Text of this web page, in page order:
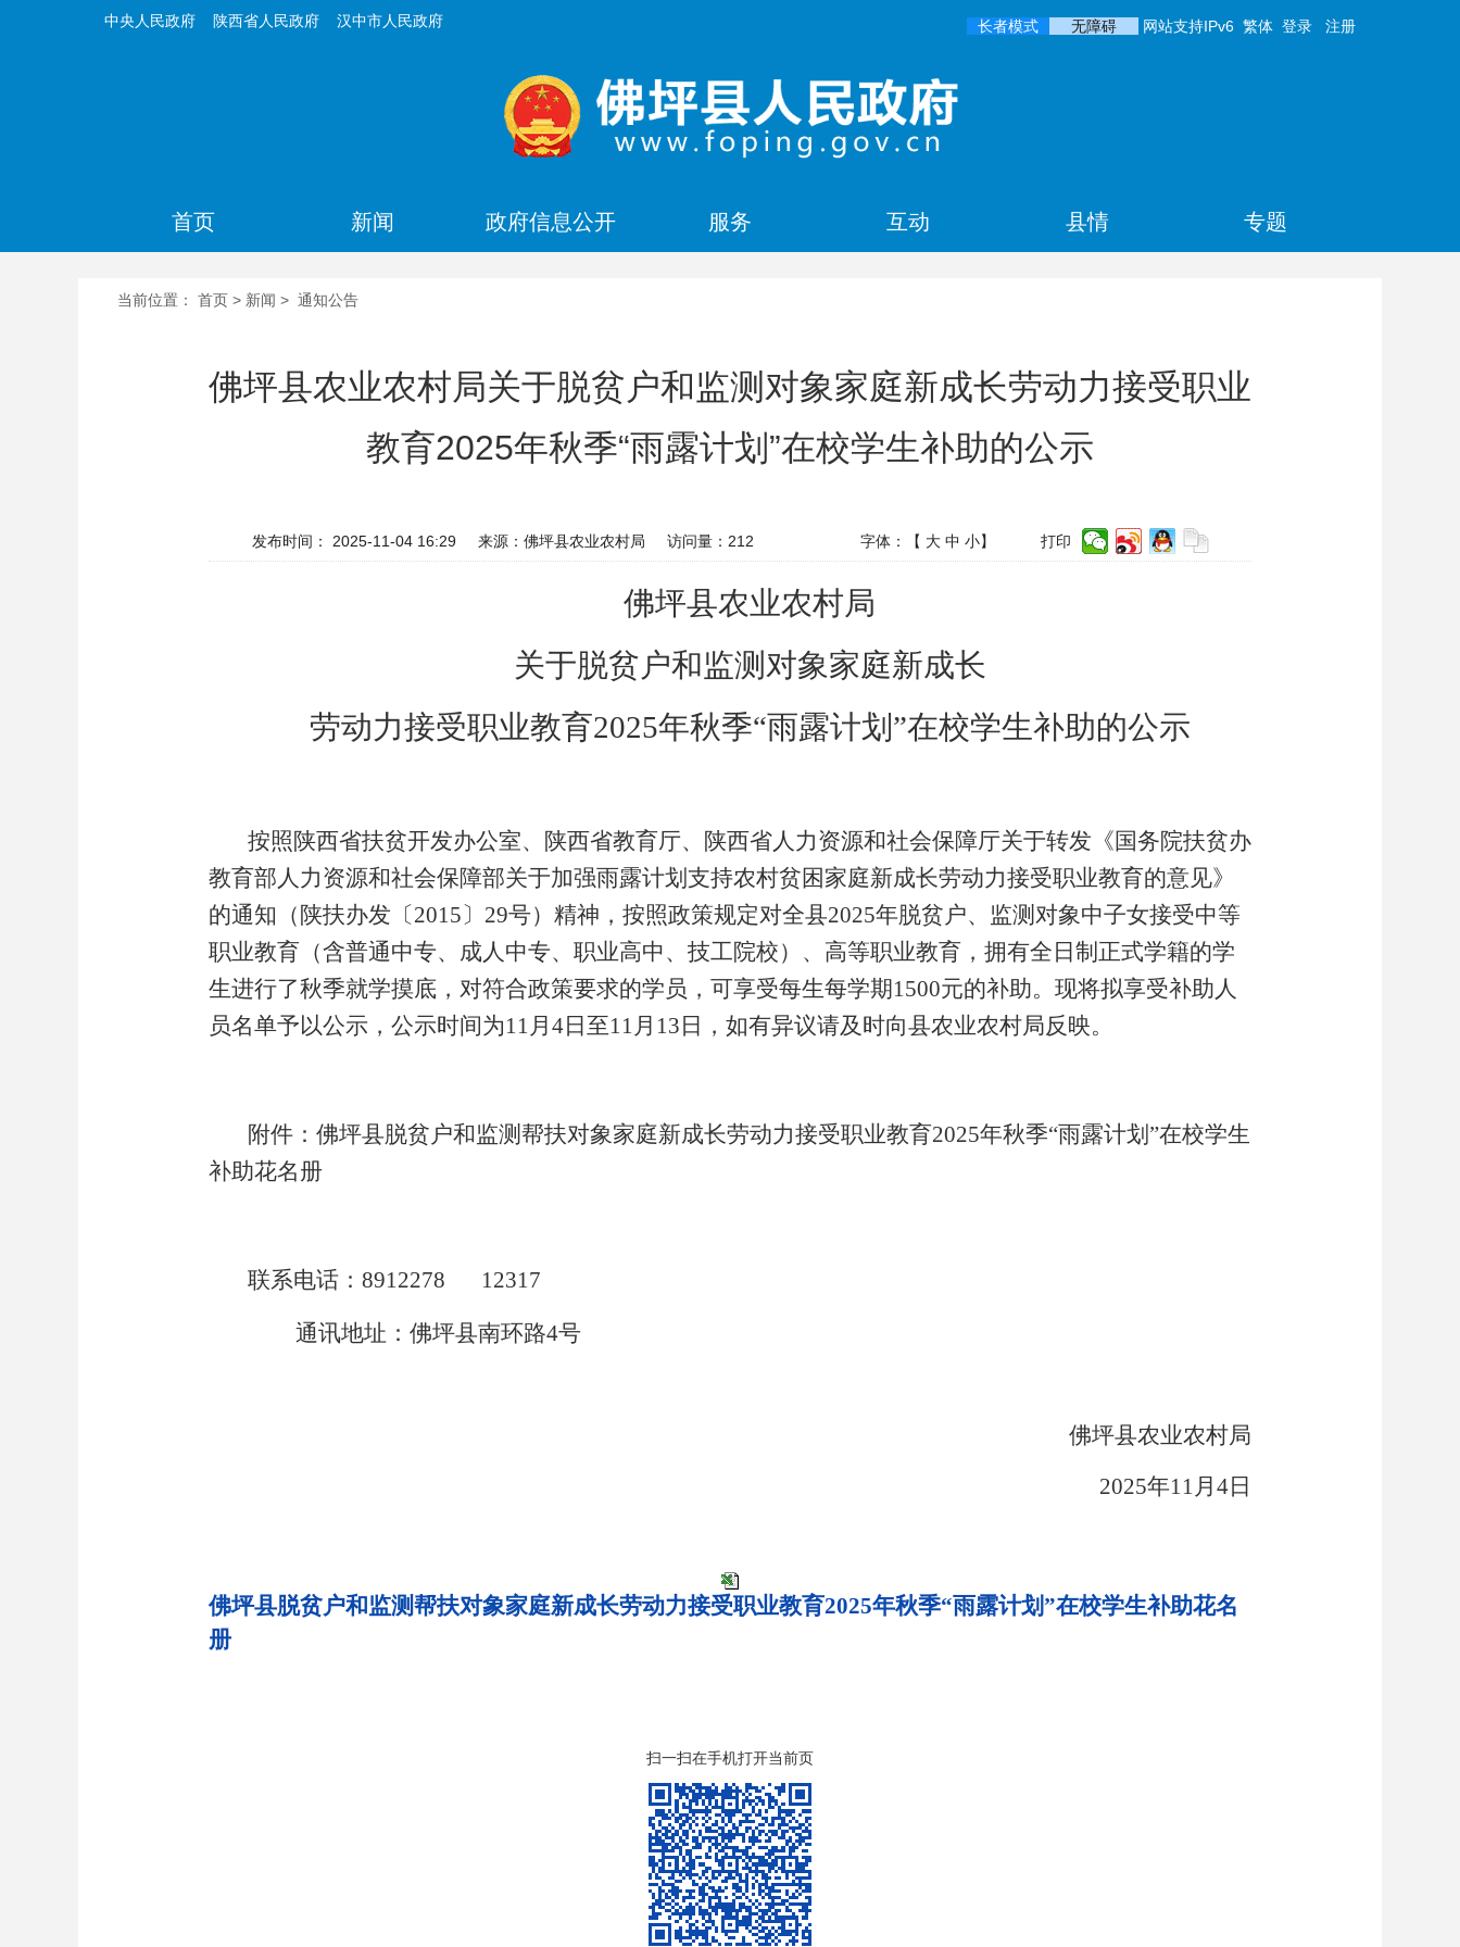
中央人民政府 陕西省人民政府 汉中市人民政府 长者模式 无障碍 网站支持IPv6 繁体 登录 注册
首页 新闻 政府信息公开 服务 互动 县情 专题
当前位置： 首页 > 新闻 > 通知公告
佛坪县农业农村局关于脱贫户和监测对象家庭新成长劳动力接受职业
教育2025年秋季“雨露计划”在校学生补助的公示
发布时间： 2025-11-04 16:29 来源：佛坪县农业农村局 访问量： 212 字体：【 大 中 小】 打印
佛坪县农业农村局
关于脱贫户和监测对象家庭新成长
劳动力接受职业教育2025年秋季“雨露计划”在校学生补助的公示
按照陕西省扶贫开发办公室、 陕西省教育厅、陕西省人力资源和社会保障厅关于转发《国务院扶贫办
教育部人力资源和社会保障部关于加强雨露计划支持农村贫困家庭新成长劳动力接受职业教育的意见》
的通知 （ 陕扶办发 〔2015〕 29号）精神，按照政策规定对全县2025年脱贫户、 监测对象中子女接受中等
职业教育（含普通中专、成人中专、职业高中、技工院校）、高等职业教育， 拥有全日制正式学籍的学
生进行了秋季就学摸底， 对符合政策要求的学员 ，可享受每生每学期1500元的补助。 现将拟享受补助人
员名单予以公示，公示时间为11月 4日至11月 13 日，如有异议请及时向县农业农村局反映。
附件： 佛坪县脱贫户和监测帮扶对象家庭新成长劳动力接受职业教育2025年秋季“雨露计划”在校学生
补助花名册
联系电话： 8912278 12317
通讯地址：佛坪县南环路4号
佛坪县农业农村局
2025年11月 4日
佛坪县脱贫户和监测帮扶对象家庭新成长劳动力接受职业教育2025年秋季“雨露计划”在校学生补助花名
册
扫一扫在手机打开当前页